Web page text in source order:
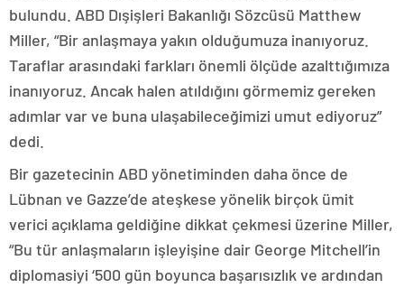
bulundu. ABD Dışişleri Bakanlığı Sözcüsü Matthew
Miller, “Bir anlaşmaya yakın olduğumuza inanıyoruz.
Taraflar arasındaki farkları önemli ölçüde azalttığımıza
inanıyoruz. Ancak halen atıldığını görmemiz gereken
adımlar var ve buna ulaşabileceğimizi umut ediyoruz”
dedi.
Bir gazetecinin ABD yönetiminden daha önce de
Lübnan ve Gazze’de ateşkese yönelik birçok ümit
verici açıklama geldiğine dikkat çekmesi üzerine Miller,
“Bu tür anlaşmaların işleyişine dair George Mitchell’in
diplomasiyi ‘500 gün boyunca başarısızlık ve ardından